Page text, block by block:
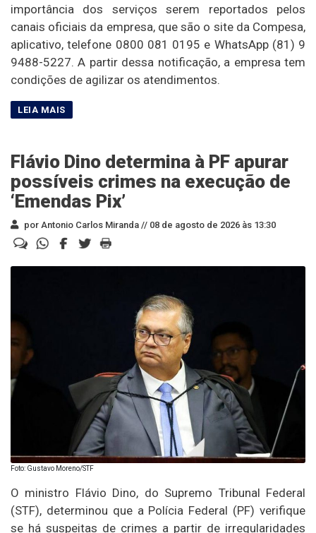
importância dos serviços serem reportados pelos
canais oficiais da empresa, que são o site da Compesa,
aplicativo, telefone 0800 081 0195 e WhatsApp (81) 9
9488-5227. A partir dessa notificação, a empresa tem
condições de agilizar os atendimentos.
Flávio Dino determina à PF apurar
possíveis crimes na execução de
‘Emendas Pix’
por Antonio Carlos Miranda // 08 de agosto de 2026 às 13:30
Foto: Gustavo Moreno/STF
O ministro Flávio Dino, do Supremo Tribunal Federal
(STF), determinou que a Polícia Federal (PF) verifique
se há suspeitas de crimes a partir de irregularidades